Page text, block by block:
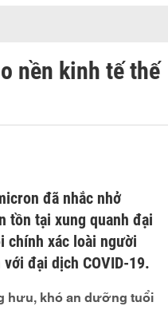
nền kinh tế thế
đã nhắc nhở
tồn tại xung quanh đại
chính xác loài người
đại dịch COVID-19.
hưu, khó an dưỡng tuổi